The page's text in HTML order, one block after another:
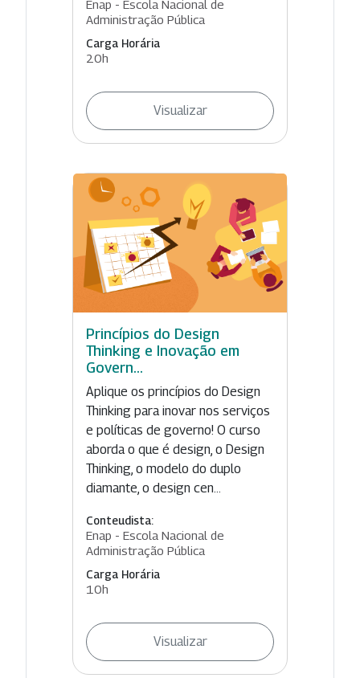
Enap - Escola Nacional de
Administração Pública
Carga Horária
20h
Visualizar
Princípios do Design
Thinking e Inovação em
Govern...
Aplique os princípios do Design
Thinking para inovar nos serviços
e políticas de governo! O curso
aborda o que é design, o Design
Thinking, o modelo do duplo
diamante, o design cen...
Conteudista:
Enap - Escola Nacional de
Administração Pública
Carga Horária
10h
Visualizar